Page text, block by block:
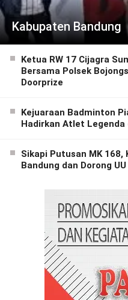
Kabupaten Bandung
Ketua RW 17 Cijagra
Bersama Polsek
Doorprize
Kejuaraan Badminton
Hadirkan Atlet
Sikapi Putusan MK 168,
Bandung dan Dorong